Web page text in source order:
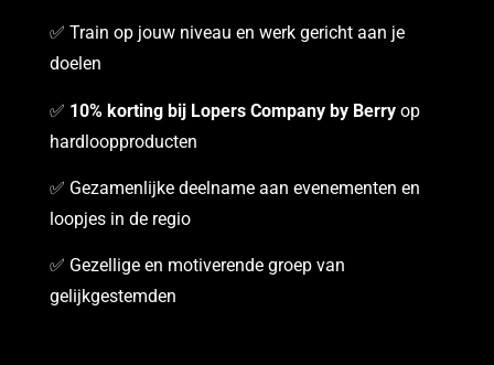
✅ Train op jouw niveau en werk gericht aan je
doelen
✅ 10% korting bij Lopers Company by Berryop
hardloopproducten
✅ Gezamenlijke deelname aan evenementen en
loopjes in de regio
✅ Gezellige en motiverende groep van
gelijkgestemden